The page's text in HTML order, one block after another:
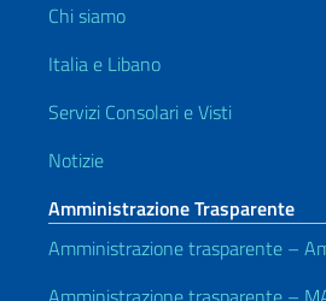
Chi siamo
Italia e Libano
Servizi Consolari e Visti
Notizie
Amministrazione Trasparente
Amministrazione trasparente –